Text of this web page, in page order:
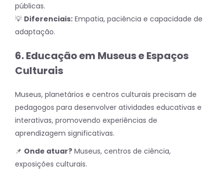
públicas.
💡 Diferenciais: Empatia, paciência e capacidade de
adaptação.
6. Educação em Museus e Espaços
Culturais
Museus, planetários e centros culturais precisam de
pedagogos para desenvolver atividades educativas e
interativas, promovendo experiências de
aprendizagem significativas.
📌 Onde atuar? Museus, centros de ciência,
exposições culturais.